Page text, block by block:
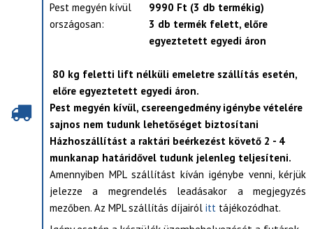
Pest megyén kívül
országosan:
9990 Ft (3 db termékig)
3 db termék felett, előre
egyeztetett egyedi áron
80 kg feletti lift nélküli emeletre szállítás esetén,
előre egyeztetett egyedi áron.
Pest megyén kívül, csereengedmény igénybe vételére
sajnos nem tudunk lehetőséget biztosítani
Házhoszállítást a raktári beérkezést követő 2 - 4
munkanap határidővel tudunk jelenleg teljesíteni.
Amennyiben MPL szállítást kíván igénybe venni, kérjük
jelezze a megrendelés leadásakor a megjegyzés
mezőben. Az MPL szállítás díjairól itt tájékozódhat.